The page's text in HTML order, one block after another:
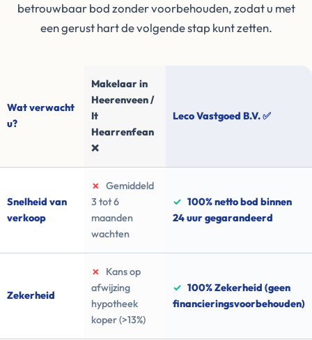
betrouwbaar bod zonder voorbehouden, zodat u met
een gerust hart de volgende stap kunt zetten.
Wat verwacht
u?
Makelaar in
Heerenveen /
It
Hearrenfean
❌
Leco Vastgoed B.V. ✅
Snelheid van
verkoop
✗
Gemiddeld
3 tot 6
maanden
wachten
✓ 100% netto bod binnen
24 uur gegarandeerd
Zekerheid
✗
Kans op
afwijzing
hypotheek
koper (>13%)
✓ 100% Zekerheid (geen
financieringsvoorbehouden)